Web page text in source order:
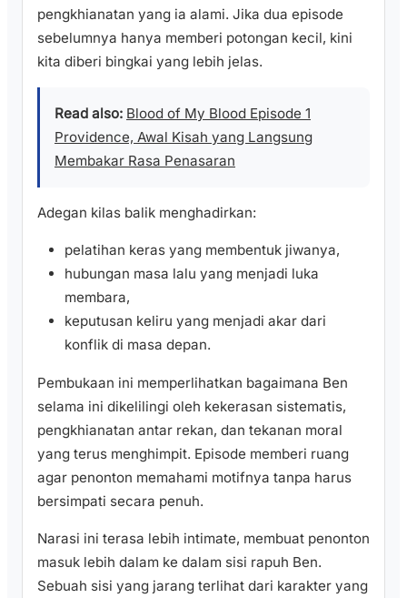
pengkhianatan yang ia alami. Jika dua episode
sebelumnya hanya memberi potongan kecil, kini
kita diberi bingkai yang lebih jelas.
Read also: Blood of My Blood Episode 1
Providence, Awal Kisah yang Langsung
Membakar Rasa Penasaran
Adegan kilas balik menghadirkan:
pelatihan keras yang membentuk jiwanya,
hubungan masa lalu yang menjadi luka
membara,
keputusan keliru yang menjadi akar dari
konflik di masa depan.
Pembukaan ini memperlihatkan bagaimana Ben
selama ini dikelilingi oleh kekerasan sistematis,
pengkhianatan antar rekan, dan tekanan moral
yang terus menghimpit. Episode memberi ruang
agar penonton memahami motifnya tanpa harus
bersimpati secara penuh.
Narasi ini terasa lebih intimate, membuat penonton
masuk lebih dalam ke dalam sisi rapuh Ben.
Sebuah sisi yang jarang terlihat dari karakter yang